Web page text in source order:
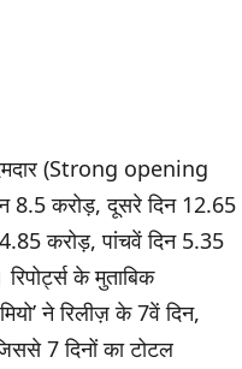
(Strong opening
करोड़, दूसरे दिन 12.65
करोड़, पांचवें दिन 5.35
के मुताबिक
ने रिलीज़ के 7वें दिन,
7 दिनों का टोटल